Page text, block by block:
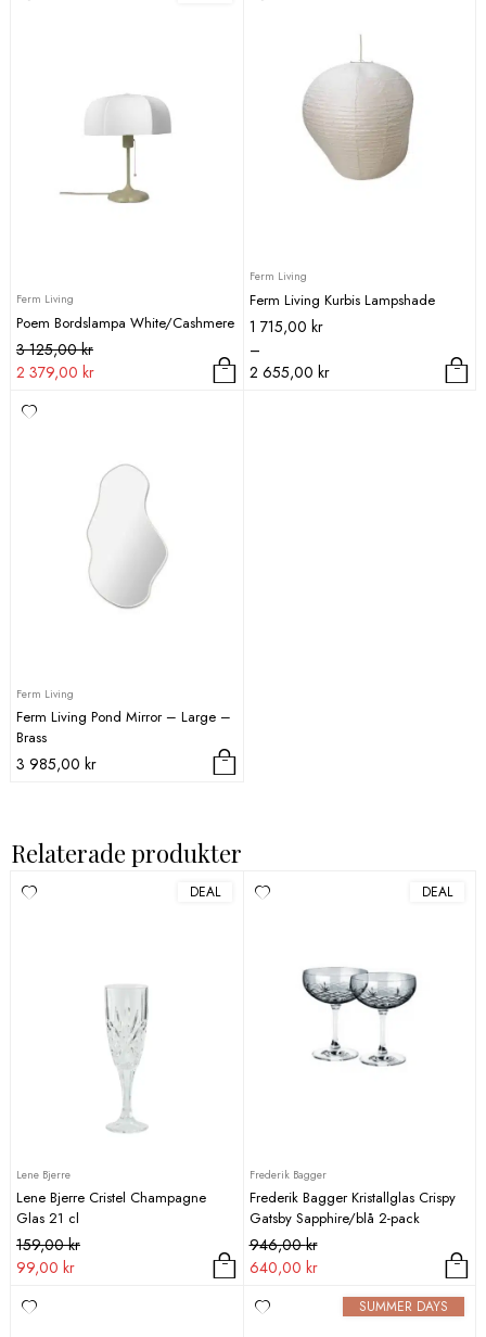
Ferm Living
Poem Bordslampa White/Cashmere
3 125,00kr
Det
ursprungliga
var:
2 379,00 kr
Det
nuvarande
är:
Ferm Living
Ferm Living Kurbis Lampshade
1 715,00 kr
–
2 655,00 kr
Prisintervall:
1
715,00 kr
Ferm Living
Ferm Living Pond Mirror – Large –
Brass
3 985,00 kr
Relaterade produkter
DEAL
Lene Bjerre
Lene Bjerre Cristel Champagne
Glas 21 cl
159,00kr
Det
ursprungliga
var:
99,00 kr
Det
nuvarande
är:
DEAL
Frederik Bagger
Frederik Bagger Kristallglas Crispy
Gatsby Sapphire/blå 2-pack
946,00kr
Det
ursprungliga
var:
640,00 kr
Det
nuvarande
är:
SUMMER DAYS